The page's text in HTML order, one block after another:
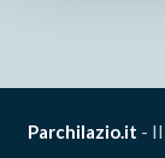
Parchilazio.it -